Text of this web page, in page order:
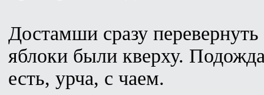
Достамши сразу
яблоки были кверху.
есть, урча, с чаем.